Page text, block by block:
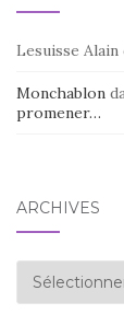
Lesuisse Alain
Monchablon
promener…
ARCHIVES
Archives